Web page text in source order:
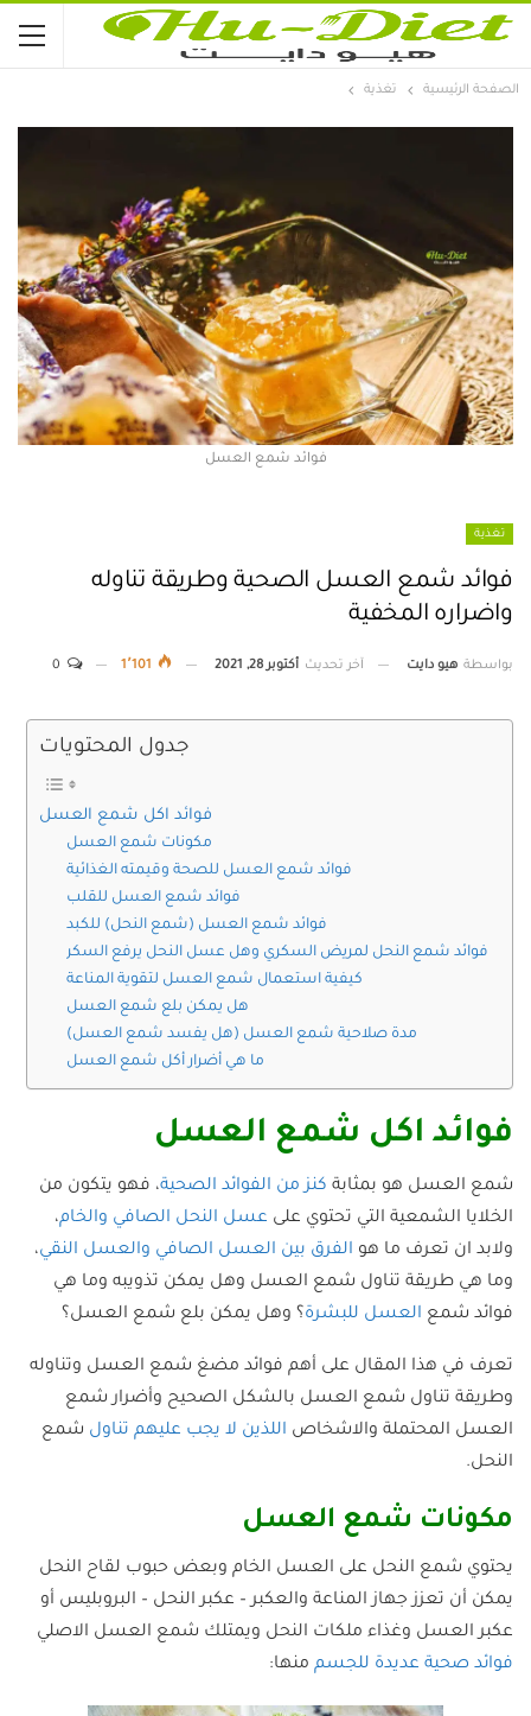
الصفحة الرئيسية تغذية
فوائد شمع العسل
تغذية
فوائد شمع العسل الصحية وطريقة تناوله
واضراره المخفية
بواسطة هيو دايت آخر تحديث أكتوبر 28, 2021
جدول المحتويات
فوائد اكل شمع العسل
مكونات شمع العسل
فوائد شمع العسل للصحة وقيمته الغذائية
فوائد شمع العسل للقلب
فوائد شمع العسل (شمع النحل) للكبد
فوائد شمع النحل لمريض السكري وهل عسل النحل يرفع السكر
كيفية استعمال شمع العسل لتقوية المناعة
مدة صلاحية شمع العسل (هل يفسد شمع العسل)
ما هي أضرار أكل شمع العسل
فوائد اكل شمع العسل
شمع العسل هو بمثابة كنز من الفوائد الصحية، فهو يتكون من
الخلايا الشمعية التي تحتوي على عسل النحل الصافي والخام،
ولابد ان تعرف ما هو الفرق بين العسل الصافي والعسل النقي،
وما هي طريقة تناول شمع العسل وهل يمكن تذويبه وما هي
فوائد شمع العسل للبشرة؟ وهل يمكن بلع شمع العسل؟
تعرف في هذا المقال على أهم فوائد مضغ شمع العسل وتناوله
وطريقة تناول شمع العسل بالشكل الصحيح وأضرار شمع
العسل المحتملة والاشخاص اللذين لا يجب عليهم تناول شمع
النحل.
مكونات شمع العسل
يحتوي شمع النحل على العسل الخام وبعض حبوب لقاح النحل
يمكن أن تعزز جهاز المناعة والعكبر – عكبر النحل – البروبليس أو
عكبر العسل وغذاء ملكات النحل ويمتلك شمع العسل الاصلي
فوائد صحية عديدة للجسم منها: